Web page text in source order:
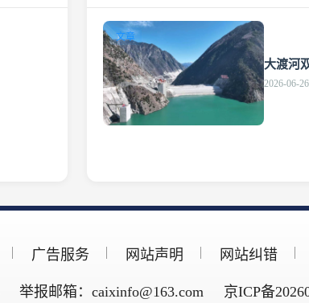
文章
大渡河
2026-06-
广告服务 网站声明 网站纠错
举报邮箱：caixinfo@163.com 京ICP备